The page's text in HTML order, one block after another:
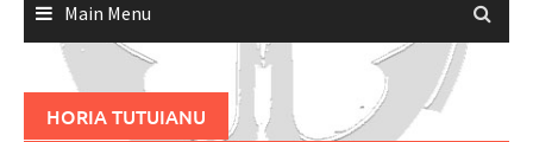
Main Menu
HORIA TUTUIANU